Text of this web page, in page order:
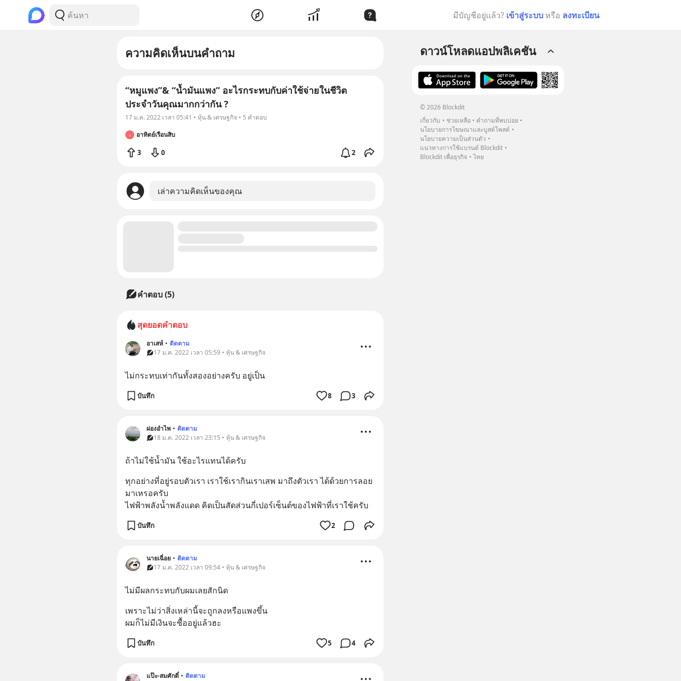
มีบัญชีอยู่แล้ว? เข้าสู่ระบบ หรือ ลงทะเบียน
ความคิดเห็นบนคำถาม
“หมูแพง”& “น้ำมันแพง” อะไรกระทบกับค่าใช้จ่ายในชีวิต
ประจำวันคุณมากกว่ากัน ?
17 ม.ค. 2022 เวลา 05:41 • หุ้น & เศรษฐกิจ • 5 คำตอบ
อ อาทิตย์เรือนสิบ
3 0 2
เล่าความคิดเห็นของคุณ
คำตอบ (5)
สุดยอดคำตอบ
อาเสห์ • ติดตาม
17 ม.ค. 2022 เวลา 05:59 • หุ้น & เศรษฐกิจ
ไม่กระทบเท่ากันทั้งสองอย่างครับ อยู่เป็น
บันทึก 8 3
ผ่องอำไพ • ติดตาม
18 ม.ค. 2022 เวลา 23:15 • หุ้น & เศรษฐกิจ
ถ้าไม่ใช้น้ำมัน ใช้อะไรแทนได้ครับ
ทุกอย่างที่อยู่รอบตัวเรา เราใช้เรากินเราเสพ มาถึงตัวเรา ได้ด้วยการลอย
มาเหรอครับ
ไฟฟ้าพลังน้ำพลังแดด คิดเป็นสัดส่วนกี่เปอร์เซ็นต์ของไฟฟ้าที่เราใช้ครับ
บันทึก 2
นายเฉื่อย • ติดตาม
17 ม.ค. 2022 เวลา 09:54 • หุ้น & เศรษฐกิจ
ไม่มีผลกระทบกับผมเลยสักนิด
เพราะไม่ว่าสิ่งเหล่านี้จะถูกลงหรือแพงขึ้น
ผมก็ไม่มีเงินจะซื้ออยู่แล้วฮะ
บันทึก 5 4
แป๊ะ-สมศักดิ์ • ติดตาม
ดาวน์โหลดแอปพลิเคชัน
© 2026 Blockdit
เกี่ยวกับ
ช่วยเหลือ
คำถามที่พบบ่อย
นโยบายการโฆษณาและบูสต์โพสต์
นโยบายความเป็นส่วนตัว
แนวทางการใช้แบรนด์ Blockdit
Blockdit เพื่อธุรกิจ
ไทย